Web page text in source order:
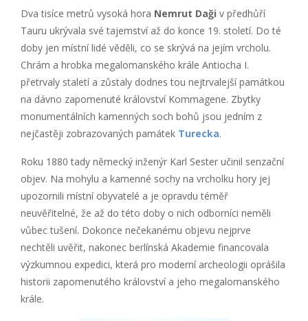
Dva tisíce metrů vysoká hora Nemrut Daği v předhůří
Tauru ukrývala své tajemství až do konce 19. století. Do té
doby jen místní lidé věděli, co se skrývá na jejím vrcholu.
Chrám a hrobka megalomanského krále Antiocha I.
přetrvaly staletí a zůstaly dodnes tou nejtrvalejší památkou
na dávno zapomenuté království Kommagene. Zbytky
monumentálních kamenných soch bohů jsou jedním z
nejčastěji zobrazovaných památek Turecka.
Roku 1880 tady německý inženýr Karl Sester učinil senzační
objev. Na mohylu a kamenné sochy na vrcholku hory jej
upozornili místní obyvatelé a je opravdu téměř
neuvěřitelné, že až do této doby o nich odborníci neměli
vůbec tušení. Dokonce nečekanému objevu nejprve
nechtěli uvěřit, nakonec berlínská Akademie financovala
výzkumnou expedici, která pro moderní archeologii oprášila
historii zapomenutého království a jeho megalomanského
krále.